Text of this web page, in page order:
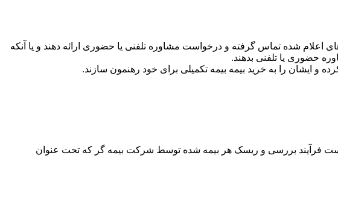
شده تماس گرفته و درخواست مشاوره تلفنی یا حضوری ارائه دهند و یا آنکه
حضوری یا تلفنی بدهند.
ایشان را به خرید بیمه بیمه تکمیلی برای خود رهنمون سازند.
فرآیند بررسی و ریسک هر بیمه شده توسط شرکت بیمه گر که تحت عنوان